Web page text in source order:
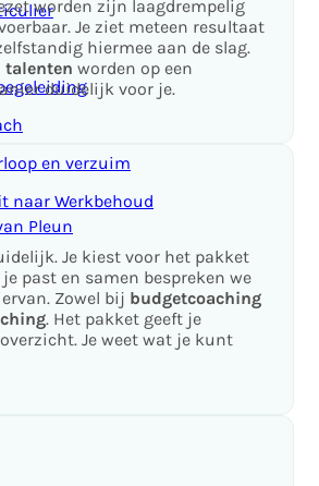
en verzuim
naar Werkbehoud
Pleun
worden zijn laagdrempelig
Je ziet meteen resultaat
hiermee aan de slag.
talenten worden op een
duidelijk voor je.
Je kiest voor het pakket
past en samen bespreken we
Zowel bij budgetcoaching
. Het pakket geeft je
Je weet wat je kunt